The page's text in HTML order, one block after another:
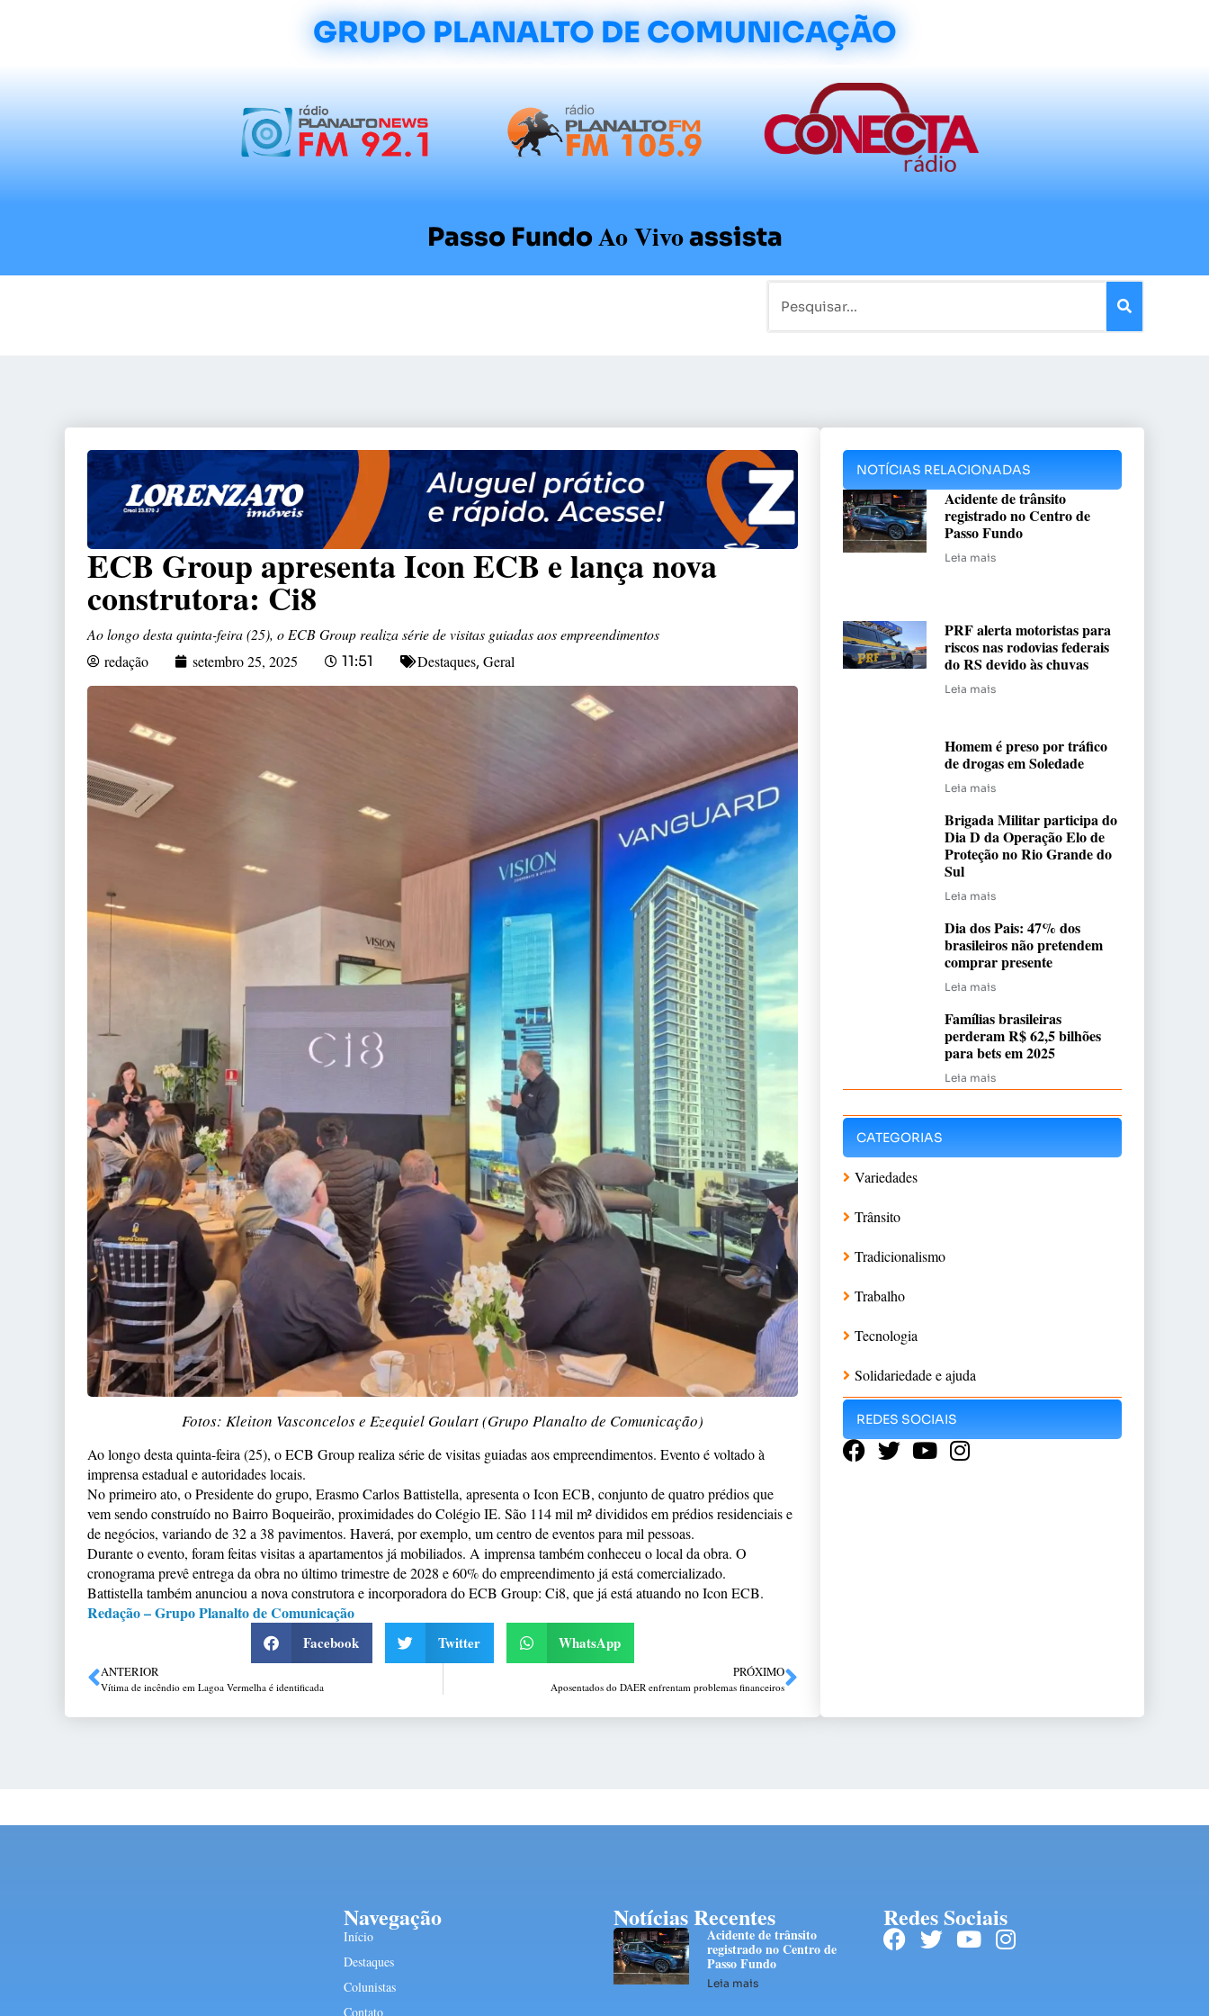
GRUPO PLANALTO DE COMUNICAÇÃO
Passo FundoAo Vivoassista
ECB Group apresenta Icon ECB e lança nova
construtora: Ci8
Ao longo desta quinta-feira (25), o ECB Group realiza série de visitas guiadas aos empreendimentos
redação
setembro 25, 2025 11:51 Destaques, Geral
Fotos: Kleiton Vasconcelos e Ezequiel Goulart (Grupo Planalto de Comunicação)
Ao longo desta quinta-feira (25), o ECB Group realiza série de visitas guiadas aos empreendimentos. Evento é voltado à
imprensa estadual e autoridades locais.
No primeiro ato, o Presidente do grupo, Erasmo Carlos Battistella, apresenta o Icon ECB, conjunto de quatro prédios que
vem sendo construído no Bairro Boqueirão, proximidades do Colégio IE. São 114 mil m² divididos em prédios residenciais e
de negócios, variando de 32 a 38 pavimentos. Haverá, por exemplo, um centro de eventos para mil pessoas.
Durante o evento, foram feitas visitas a apartamentos já mobiliados. A imprensa também conheceu o local da obra. O
cronograma prevê entrega da obra no último trimestre de 2028 e 60% do empreendimento já está comercializado.
Battistella também anunciou a nova construtora e incorporadora do ECB Group: Ci8, que já está atuando no Icon ECB.
Redação – Grupo Planalto de Comunicação
Facebook Twitter WhatsApp
ANTERIOR
Vítima de incêndio em Lagoa Vermelha é identificada
PRÓXIMO
Aposentados do DAER enfrentam problemas financeiros
NOTÍCIAS RELACIONADAS
Acidente de trânsito
registrado no Centro de
Passo Fundo
Leia mais
PRF alerta motoristas para
riscos nas rodovias federais
do RS devido às chuvas
Leia mais
Homem é preso por tráfico
de drogas em Soledade
Leia mais
Brigada Militar participa do
Dia D da Operação Elo de
Proteção no Rio Grande do
Sul
Leia mais
Dia dos Pais: 47% dos
brasileiros não pretendem
comprar presente
Leia mais
Famílias brasileiras
perderam R$ 62,5 bilhões
para bets em 2025
Leia mais
CATEGORIAS
Variedades
Trânsito
Tradicionalismo
Trabalho
Tecnologia
Solidariedade e ajuda
REDES SOCIAIS
Navegação
Início
Destaques
Colunistas
Contato
Notícias Recentes
Acidente de trânsito
registrado no Centro de
Passo Fundo
Leia mais
Redes Sociais